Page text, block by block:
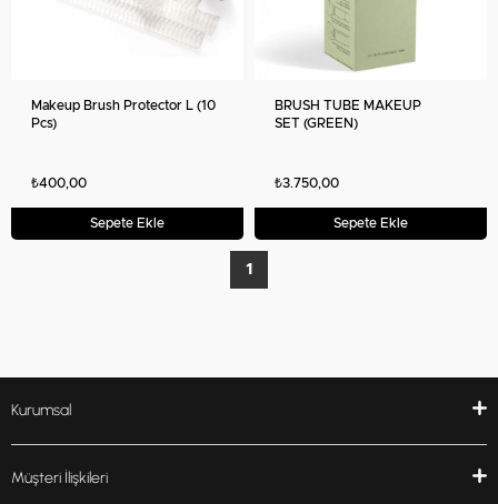
Makeup Brush Protector L (10
Pcs)
₺400,00
Sepete Ekle
BRUSH TUBE MAKEUP
SET (GREEN)
₺3.750,00
Sepete Ekle
1
Kurumsal
Müşteri İlişkileri